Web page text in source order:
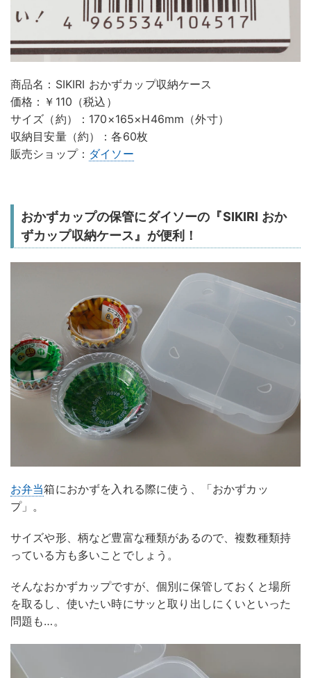
商品名：SIKIRI おかずカップ収納ケース
価格：￥110（税込）
サイズ（約）：170×165×H46mm（外寸）
収納目安量（約）：各60枚
販売ショップ： ダイソー
おかずカップの保管にダイソーの『SIKIRI おか
ずカップ収納ケース』が便利！
お弁当箱におかずを入れる際に使う、「おかずカッ
プ」。
サイズや形、柄など豊富な種類があるので、複数種類持
っている方も多いことでしょう。
そんなおかずカップですが、個別に保管しておくと場所
を取るし、使いたい時にサッと取り出しにくいといった
問題も…。